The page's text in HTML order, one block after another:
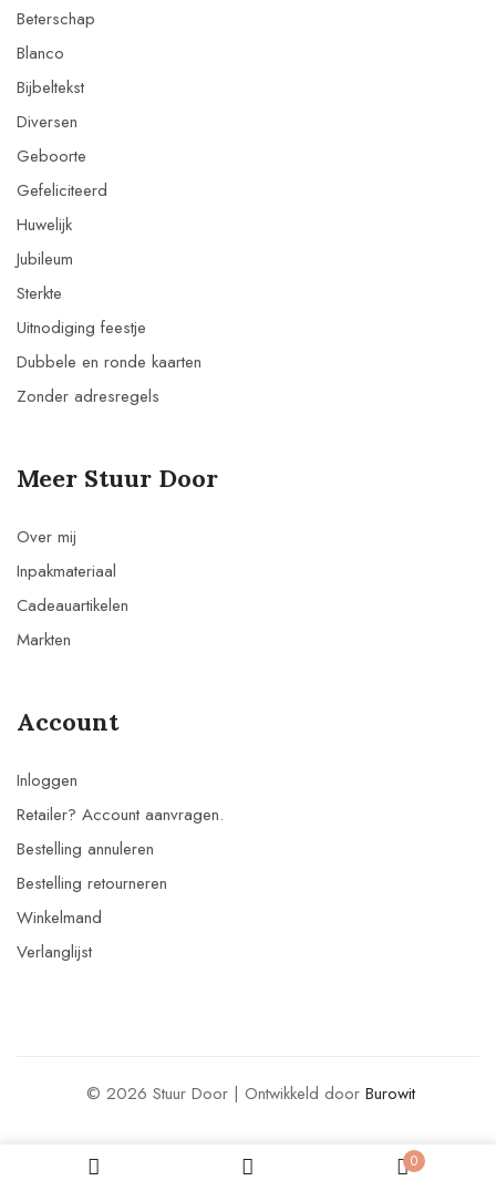
0
Beterschap
Blanco
Bijbeltekst
Diversen
Geboorte
Gefeliciteerd
Huwelijk
Jubileum
Sterkte
Uitnodiging feestje
Dubbele en ronde kaarten
Zonder adresregels
Meer Stuur Door
Over mij
Inpakmateriaal
Cadeauartikelen
Markten
Account
Inloggen
Retailer? Account aanvragen.
Bestelling annuleren
Bestelling retourneren
Winkelmand
Verlanglijst
© 2026 Stuur Door | Ontwikkeld door Burowit